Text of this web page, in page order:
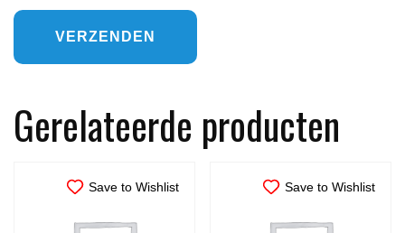
Gerelateerde producten
Save to Wishlist Save to Wishlist